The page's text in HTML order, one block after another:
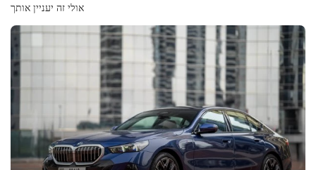
ציוד
נוח
בקרת אקלים
אולי זה יעניין אותך